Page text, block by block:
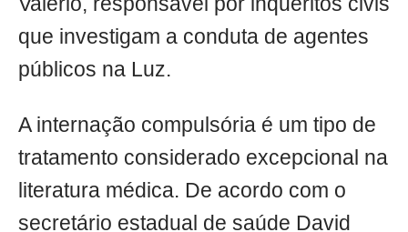
que investigam a conduta de agentes
públicos na Luz.
A internação compulsória é um tipo de
tratamento considerado excepcional na
literatura médica. De acordo com o
secretário estadual de saúde David